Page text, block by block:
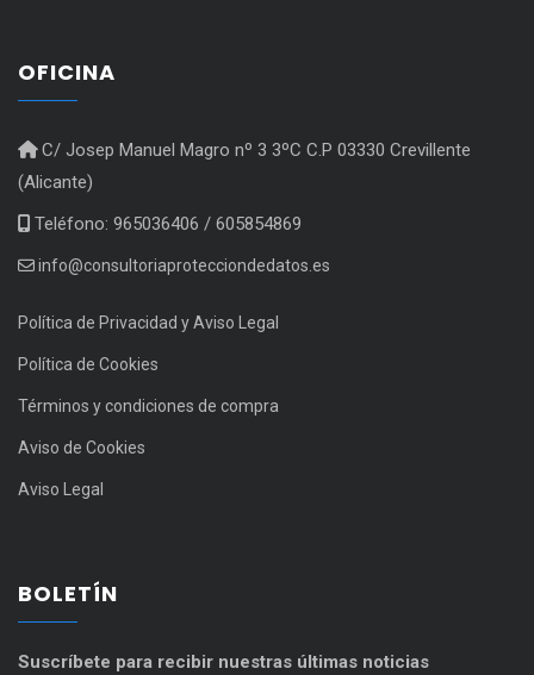
OFICINA
C/ Josep Manuel Magro nº 3 3ºC C.P 03330 Crevillente
(Alicante)
Teléfono: 965036406 / 605854869
info@consultoriaprotecciondedatos.es
Política de Privacidad y Aviso Legal
Política de Cookies
Términos y condiciones de compra
Aviso de Cookies
Aviso Legal
BOLETÍN
Suscríbete para recibir nuestras últimas noticias